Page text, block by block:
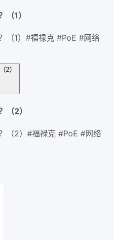
1）
（1）#福禄克 #PoE #网络
（2）
（2）#福禄克 #PoE #网络